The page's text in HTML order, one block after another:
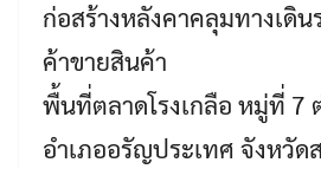
ก่อสร้างหลังคาคลุมทางเดิน
ค้าขายสินค้า
พื้นที่ตลาดโรงเกลือ หมู่ที่ 7
อำเภออรัญประเทศ จังหวัด